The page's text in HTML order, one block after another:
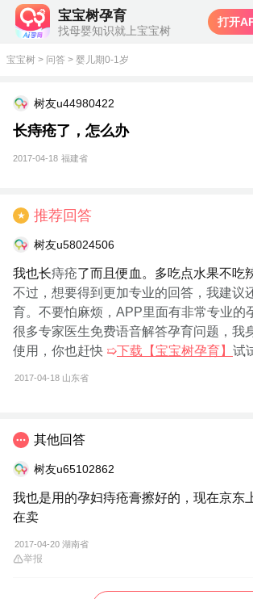
宝宝树孕育
找母婴知识就上宝宝树
打开
宝宝树 > 问答 > 婴儿期0-1岁
树友u44980422
长痔疮了，怎么办
2017-04-18 福建省
★ 推荐回答
树友u58024506
我也长痔疮了而且便血。多吃点水果不吃
不过，想要得到更加专业的回答，我建议
育。不要怕麻烦，APP里面有非常专业的
很多专家医生免费语音解答孕育问题，我
使用，你也赶快 ➯下载【宝宝树孕育】 试
2017-04-18 山东省
其他回答
树友u65102862
我也是用的孕妇痔疮膏擦好的，现在京东
在卖
2017-04-20 湖南省
举报